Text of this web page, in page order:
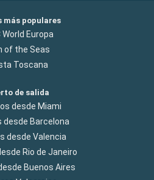
más populares
World Europa
of the Seas
Toscana
de salida
desde Miami
desde Barcelona
desde Valencia
Rio de Janeiro
Buenos Aires